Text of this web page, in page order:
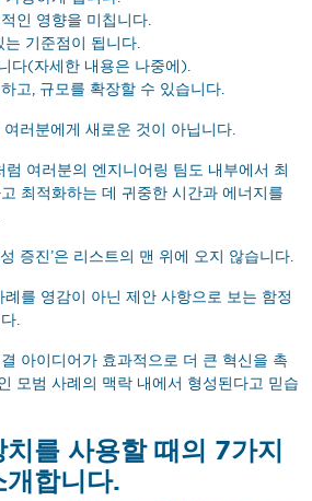
인 영향을 미칩니다.
기준점이 됩니다.
다(자세한 내용은 나중에).
고, 규모를 확장할 수 있습니다.
러분에게 새로운 것이 아닙니다.
여러분의 엔지니어링 팀도 내부에서 최
최적화하는 데 귀중한 시간과 에너지를
증진’은 리스트의 맨 위에 오지 않습니다.
를 영감이 아닌 제안 사항으로 보는 함정
.
아이디어가 효과적으로 더 큰 혁신을 촉
모범 사례의 맥락 내에서 형성된다고 믿습
를 사용할 때의 7가지
합니다.